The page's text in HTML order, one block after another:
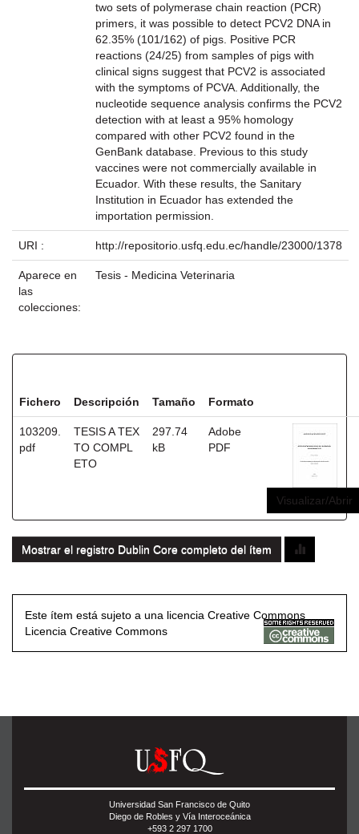
two sets of polymerase chain reaction (PCR)
primers, it was possible to detect PCV2 DNA in
62.35% (101/162) of pigs. Positive PCR
reactions (24/25) from samples of pigs with
clinical signs suggest that PCV2 is associated
with the symptoms of PCVA. Additionally, the
nucleotide sequence analysis confirms the PCV2
detection with at least a 95% homology
compared with other PCV2 found in the
GenBank database. Previous to this study
vaccines were not commercially available in
Ecuador. With these results, the Sanitary
Institution in Ecuador has extended the
importation permission.
URI : http://repositorio.usfq.edu.ec/handle/23000/1378
Aparece en
las
colecciones:
Tesis - Medicina Veterinaria
Fichero Descripción Tamaño Formato
103209.
pdf
TESIS A TEX
TO COMPL
ETO
297.74
kB
Adobe
PDF
Visualizar/Abrir
Mostrar el registro Dublin Core completo del ítem
Este ítem está sujeto a una licencia Creative Commons
Licencia Creative Commons
Universidad San Francisco de Quito
Diego de Robles y Vía Interoceánica
+593 2 297 1700